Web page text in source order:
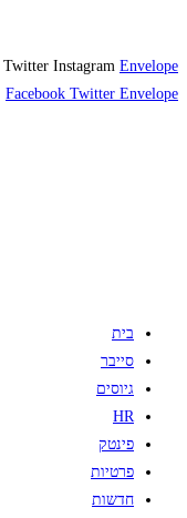
Twitter Instagram Envelope
Facebook Twitter Envelope
בית
סייבר
גיוסים
HR
פינטק
פרטיות
חדשות